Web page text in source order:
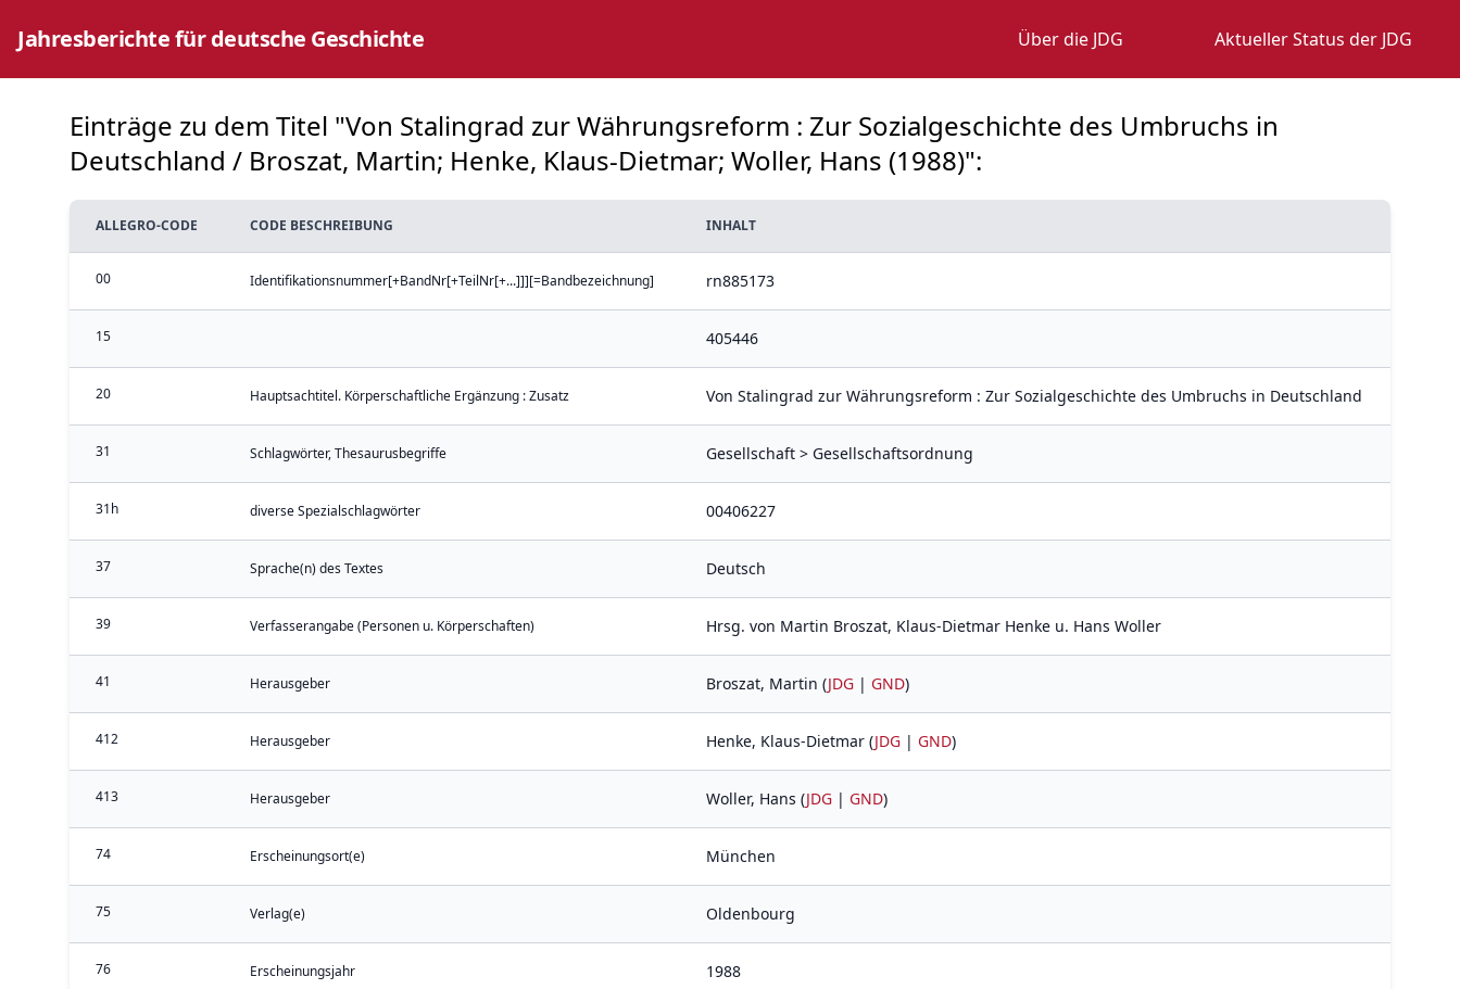
Jahresberichte für deutsche Geschichte Über die JDG Aktueller Status der JDG
Einträge zu dem Titel "Von Stalingrad zur Währungsreform : Zur Sozialgeschichte des Umbruchs in
Deutschland / Broszat, Martin; Henke, Klaus-Dietmar; Woller, Hans (1988)":
ALLEGRO-CODE CODE BESCHREIBUNG INHALT
00 Identifikationsnummer[+BandNr[+TeilNr[+...]]][=Bandbezeichnung] rn885173
15 405446
20 Hauptsachtitel. Körperschaftliche Ergänzung : Zusatz Von Stalingrad zur Währungsreform : Zur Sozialgeschichte des Umbruchs in Deutschland
31 Schlagwörter, Thesaurusbegriffe Gesellschaft > Gesellschaftsordnung
31h diverse Spezialschlagwörter 00406227
37 Sprache(n) des Textes Deutsch
39 Verfasserangabe (Personen u. Körperschaften) Hrsg. von Martin Broszat, Klaus-Dietmar Henke u. Hans Woller
41 Herausgeber Broszat, Martin (JDG | GND)
412 Herausgeber Henke, Klaus-Dietmar (JDG | GND)
413 Herausgeber Woller, Hans (JDG | GND)
74 Erscheinungsort(e) München
75 Verlag(e) Oldenbourg
76 Erscheinungsjahr 1988